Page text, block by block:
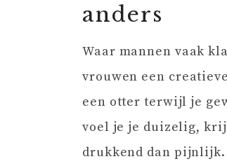
anders
Waar mannen vaak
vrouwen een
een otter terwijl je
voel je je duizelig,
drukkend dan